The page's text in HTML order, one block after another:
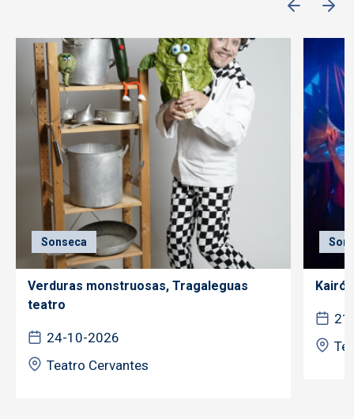
Sonseca
Verduras monstruosas, Tragaleguas
teatro
24-10-2026
Teatro Cervantes